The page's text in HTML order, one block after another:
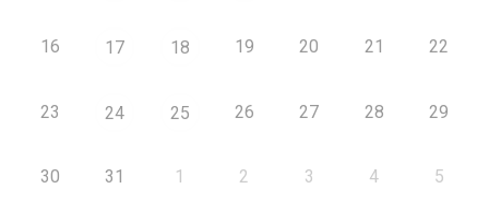
16 17 18 19 20 21 22
23 24 25 26 27 28 29
30 31 1 2 3 4 5